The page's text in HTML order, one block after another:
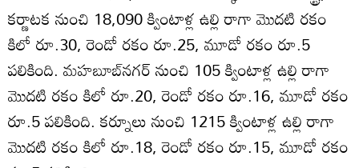
కర్ణాటక నుంచి 18,090 క్వింటాళ్ల ఉల్లి రాగా మొదటి రకం
కిలో రూ.30, రెండో రకం రూ.25, మూడో రకం రూ.5
పలికింది. మహబూబ్‌నగర్‌ నుంచి 105 క్వింటాళ్ల ఉల్లి రాగా
మొదటి రకం కిలో రూ.20, రెండో రకం రూ.16, మూడో రకం
రూ.5 పలికింది. కర్నూలు నుంచి 1215 క్వింటాళ్ల ఉల్లి రాగా
మొదటి రకం కిలో రూ.18, రెండో రకం రూ.15, మూడో రకం